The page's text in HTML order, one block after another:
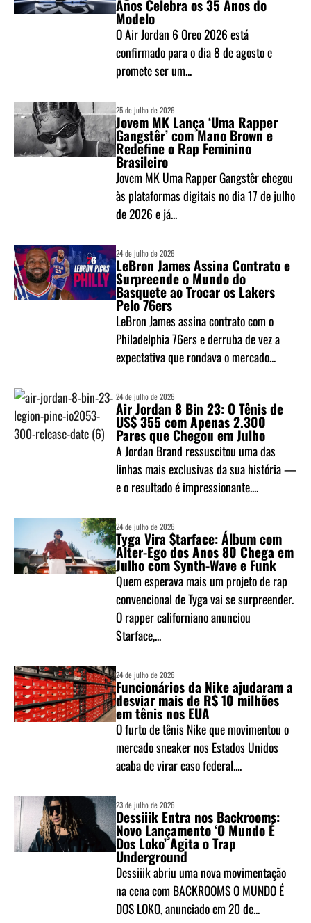
Anos Celebra os 35 Anos do
Modelo
O Air Jordan 6 Oreo 2026 está
confirmado para o dia 8 de agosto e
promete ser um...
25 de julho de 2026
Jovem MK Lança ‘Uma Rapper
Gangstêr’ com Mano Brown e
Redefine o Rap Feminino
Brasileiro
Jovem MK Uma Rapper Gangstêr chegou
às plataformas digitais no dia 17 de julho
de 2026 e já...
24 de julho de 2026
LeBron James Assina Contrato e
Surpreende o Mundo do
Basquete ao Trocar os Lakers
Pelo 76ers
LeBron James assina contrato com o
Philadelphia 76ers e derruba de vez a
expectativa que rondava o mercado...
24 de julho de 2026
Air Jordan 8 Bin 23: O Tênis de
US$ 355 com Apenas 2.300
Pares que Chegou em Julho
A Jordan Brand ressuscitou uma das
linhas mais exclusivas da sua história —
e o resultado é impressionante....
24 de julho de 2026
Tyga Vira $tarface: Álbum com
Alter-Ego dos Anos 80 Chega em
Julho com Synth-Wave e Funk
Quem esperava mais um projeto de rap
convencional de Tyga vai se surpreender.
O rapper californiano anunciou
$tarface,...
24 de julho de 2026
Funcionários da Nike ajudaram a
desviar mais de R$ 10 milhões
em tênis nos EUA
O furto de tênis Nike que movimentou o
mercado sneaker nos Estados Unidos
acaba de virar caso federal....
23 de julho de 2026
Dessiiik Entra nos Backrooms:
Novo Lançamento ‘O Mundo É
Dos Loko’ Agita o Trap
Underground
Dessiiik abriu uma nova movimentação
na cena com BACKROOMS O MUNDO É
DOS LOKO, anunciado em 20 de...